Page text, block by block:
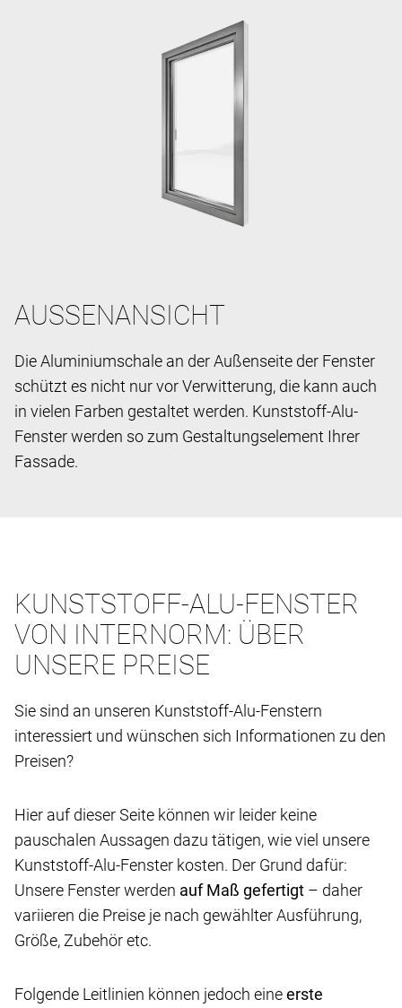
AUSSENANSICHT
Die Aluminiumschale an der Außenseite der Fenster
schützt es nicht nur vor Verwitterung, die kann auch
in vielen Farben gestaltet werden. Kunststoff-Alu-
Fenster werden so zum Gestaltungselement Ihrer
Fassade.
KUNSTSTOFF-ALU-FENSTER
VON INTERNORM: ÜBER
UNSERE PREISE
Sie sind an unseren Kunststoff-Alu-Fenstern
interessiert und wünschen sich Informationen zu den
Preisen?
Hier auf dieser Seite können wir leider keine
pauschalen Aussagen dazu tätigen, wie viel unsere
Kunststoff-Alu-Fenster kosten. Der Grund dafür:
Unsere Fenster werden auf Maß gefertigt – daher
variieren die Preise je nach gewählter Ausführung,
Größe, Zubehör etc.
Folgende Leitlinien können jedoch eineerste